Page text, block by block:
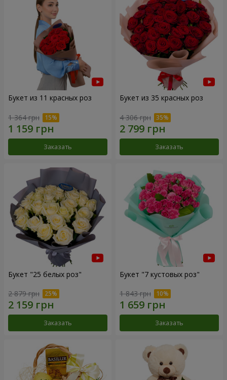
Букет из 11 красных роз
1 364 грн
Заказать
Букет из 35 красных роз
4 306 грн
Заказать
Букет "25 белых роз"
2 879 грн
Заказать
Букет "7 кустовых роз"
1 843 грн
Заказать